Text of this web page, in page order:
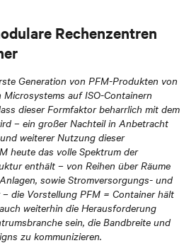
Rechenzentren
Generation von PFM-Produkten von
auf ISO-Containern
dieser Formfaktor beharrlich mit dem
– ein großer Nachteil in Anbetracht
weiterer Nutzung dieser
heute das volle Spektrum der
enthält – von Reihen über Räume
sowie Stromversorgungs- und
die Vorstellung PFM = Container hält
weiterhin die Herausforderung
sein, die Bandbreite und
zu kommunizieren.